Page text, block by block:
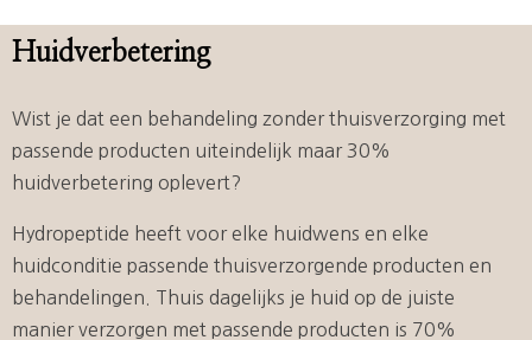
Huidverbetering
Wist je dat een behandeling zonder thuisverzorging met
passende producten uiteindelijk maar 30%
huidverbetering oplevert?
Hydropeptide heeft voor elke huidwens en elke
huidconditie passende thuisverzorgende producten en
behandelingen. Thuis dagelijks je huid op de juiste
manier verzorgen met passende producten is 70%